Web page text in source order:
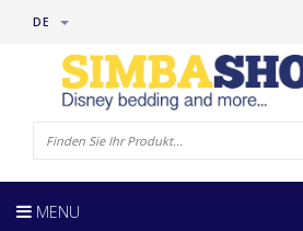
DE
MENU